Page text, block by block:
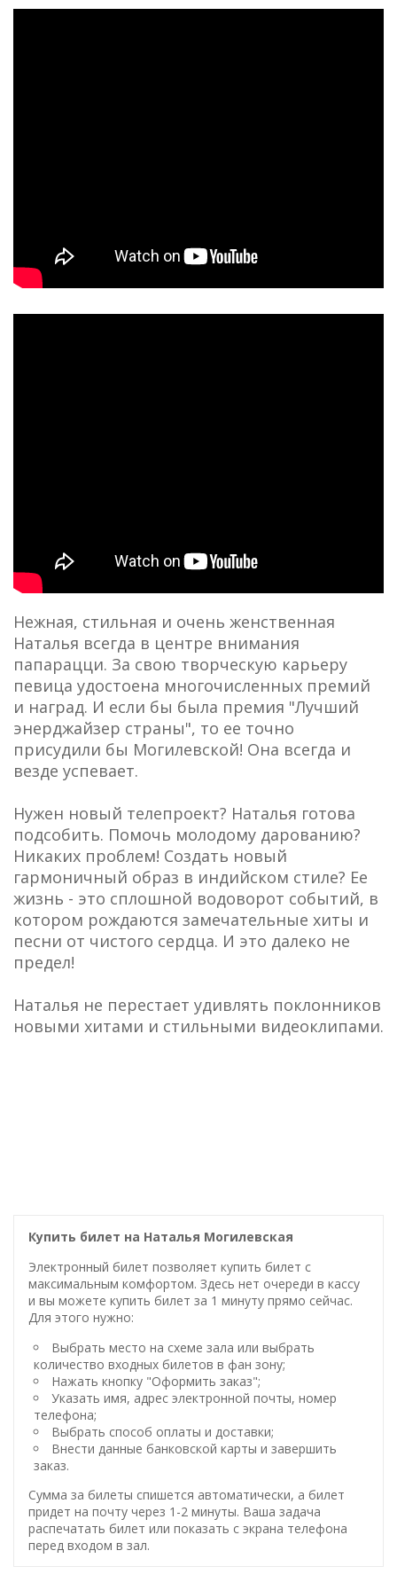
Нежная, стильная и очень женственная
Наталья всегда в центре внимания
папарацци. За свою творческую карьеру
певица удостоена многочисленных премий
и наград. И если бы была премия "Лучший
энерджайзер страны", то ее точно
присудили бы Могилевской! Она всегда и
везде успевает.
Нужен новый телепроект? Наталья готова
подсобить. Помочь молодому дарованию?
Никаких проблем! Создать новый
гармоничный образ в индийском стиле? Ее
жизнь - это сплошной водоворот событий, в
котором рождаются замечательные хиты и
песни от чистого сердца. И это далеко не
предел!
Наталья не перестает удивлять поклонников
новыми хитами и стильными видеоклипами.
Купить билет на Наталья Могилевская
Электронный билет позволяет купить билет с
максимальным комфортом. Здесь нет очереди в кассу
и вы можете купить билет за 1 минуту прямо сейчас.
Для этого нужно:
Выбрать место на схеме зала или выбрать
количество входных билетов в фан зону;
Нажать кнопку "Оформить заказ";
Указать имя, адрес электронной почты, номер
телефона;
Выбрать способ оплаты и доставки;
Внести данные банковской карты и завершить
заказ.
Сумма за билеты спишется автоматически, а билет
придет на почту через 1-2 минуты. Ваша задача
распечатать билет или показать с экрана телефона
перед входом в зал.